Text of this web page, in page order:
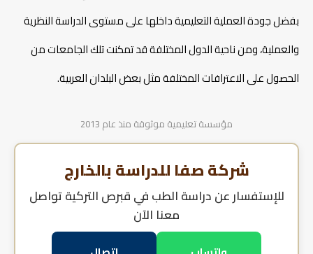
بفضل جودة العملية التعليمية داخلها على مستوى الدراسة النظرية
والعملية، ومن ناحية الدول المختلفة قد تمكنت تلك الجامعات من
الحصول على الاعترافات المختلفة مثل بعض البلدان العربية.
مؤسسة تعليمية موثوقة منذ عام 2013
شركة صفا للدراسة بالخارج
للإستفسار عندراسة الطب في قبرص التركية تواصل
معنا الآن